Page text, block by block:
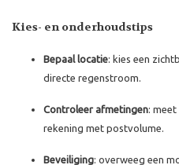
Kies- en onderhoudstips
Bepaal locatie: kies een
directe regenstroom.
Controleer afmetingen:
rekening met postvolume.
Beveiliging: overweeg een